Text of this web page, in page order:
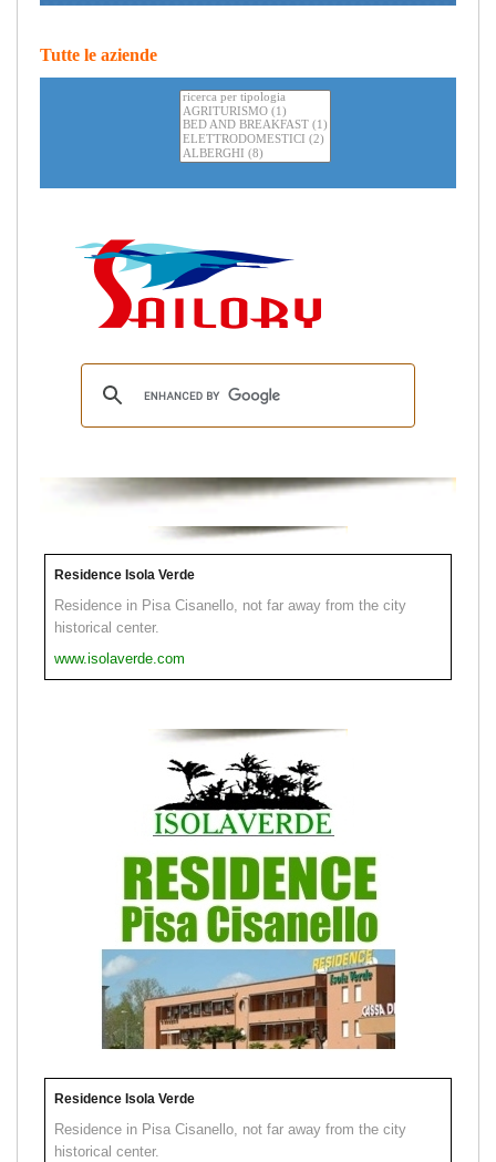
Tutte le aziende
Residence Isola Verde
Residence in Pisa Cisanello, not far away from the city
historical center.
www.isolaverde.com
Residence Isola Verde
Residence in Pisa Cisanello, not far away from the city
historical center.